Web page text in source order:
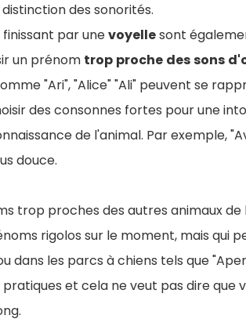
des sonorités.
par unevoyellesont
un prénom trop proche dessons
"Ari", "Alice" "Ali" peuvent se
des consonnes fortes pour une
de l'animal. Par exemple,
douce.
trop proches des autres animaux de
rigolos sur le moment, mais qui
dans les parcs à chiens tels que
et cela ne veut pas dire que